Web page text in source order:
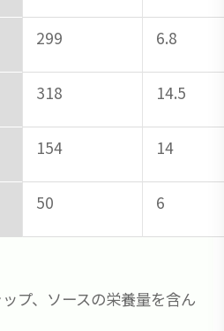
299 6.8
318 14.5
154 14
50 6
プ、ソースの栄養量を含ん